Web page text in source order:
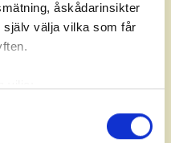
åskådarinsikter
välja vilka som får
till flera meter